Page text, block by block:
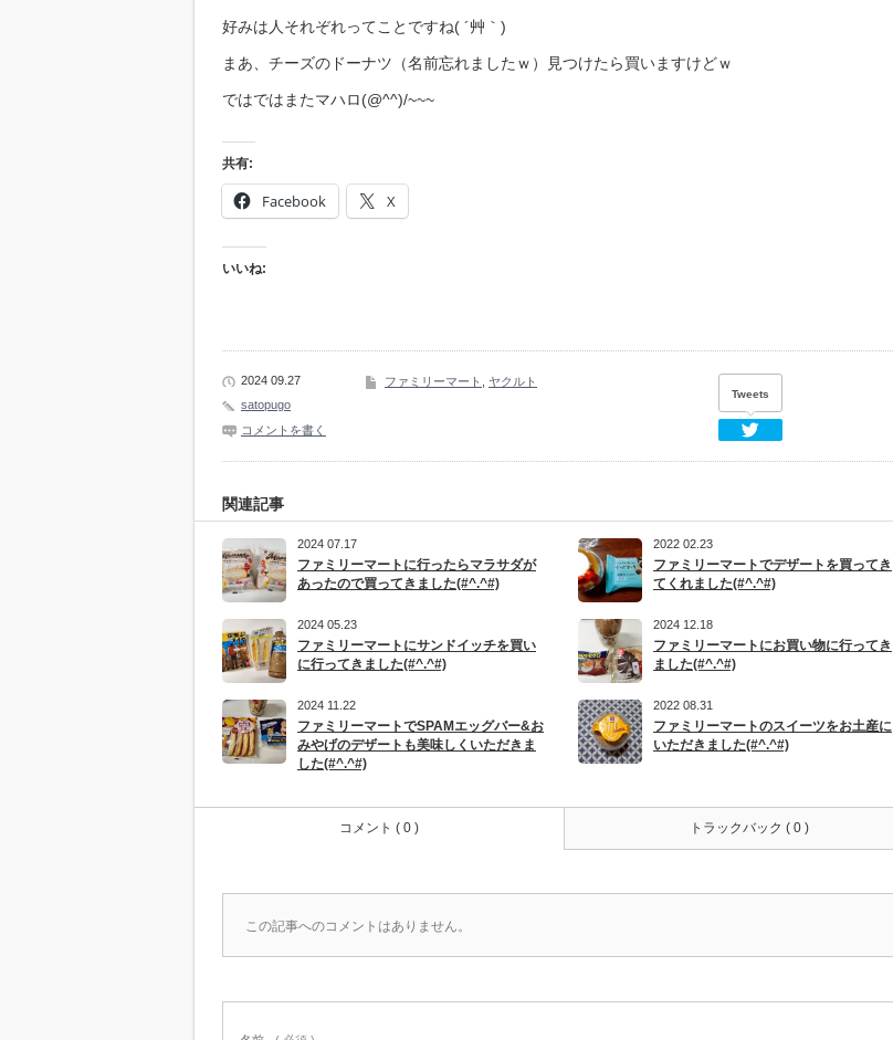
好みは人それぞれってことですね( ´艸｀)
まあ、チーズのドーナツ（名前忘れましたｗ）見つけたら買いますけどｗ
ではではまたマハロ(@^^)/~~~
共有:
Facebook X
いいね:
2024 09.27
satopugo
コメントを書く
ファミリーマート ヤクルト
Tweets
関連記事
2024 07.17
ファミリーマートに行ったらマラサダが
あったので買ってきました(#^.^#)
2022 02.23
ファミリーマートでデザートを買ってき
てくれました(#^.^#)
2024 05.23
ファミリーマートにサンドイッチを買い
に行ってきました(#^.^#)
2024 12.18
ファミリーマートにお買い物に行ってき
ました(#^.^#)
2024 11.22
ファミリーマートでSPAMエッグバー&お
みやげのデザートも美味しくいただきま
した(#^.^#)
2022 08.31
ファミリーマートのスイーツをお土産に
いただきました(#^.^#)
コメント ( 0 ) トラックバック ( 0 )
この記事へのコメントはありません。